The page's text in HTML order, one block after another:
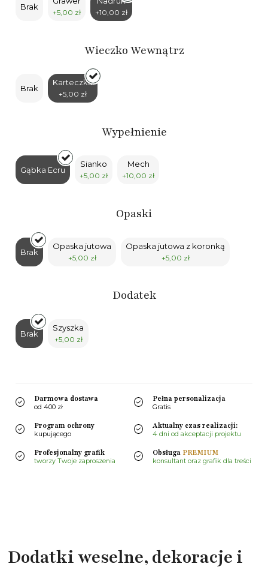
Brak
+5,00 zł +10,00 zł
Wieczko Wewnątrz
Brak
Karteczka
+5,00 zł
Wypełnienie
Gąbka Ecru
Sianko
+5,00 zł
Mech
+10,00 zł
Opaski
Brak
Opaska jutowa
+5,00 zł
Opaska jutowa z koronką
+5,00 zł
Dodatek
Brak
Szyszka
+5,00 zł
Darmowa dostawa
od 400 zł
Pełna personalizacja
Gratis
Program ochrony
kupującego
Aktualny czas realizacji:
4 dni od akceptacji projektu
Profesjonalny grafik
tworzy Twoje zaproszenia
Obsługa PREMIUM
konsultant oraz grafik dla treści
Dodatki weselne, dekoracje i